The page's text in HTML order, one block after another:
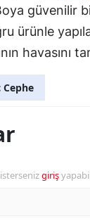
güvenilir
ürünle
havasını
Cephe
giriş